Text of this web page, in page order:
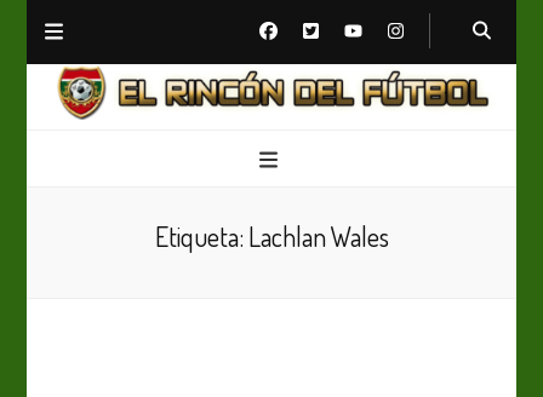
Etiqueta: Lachlan Wales